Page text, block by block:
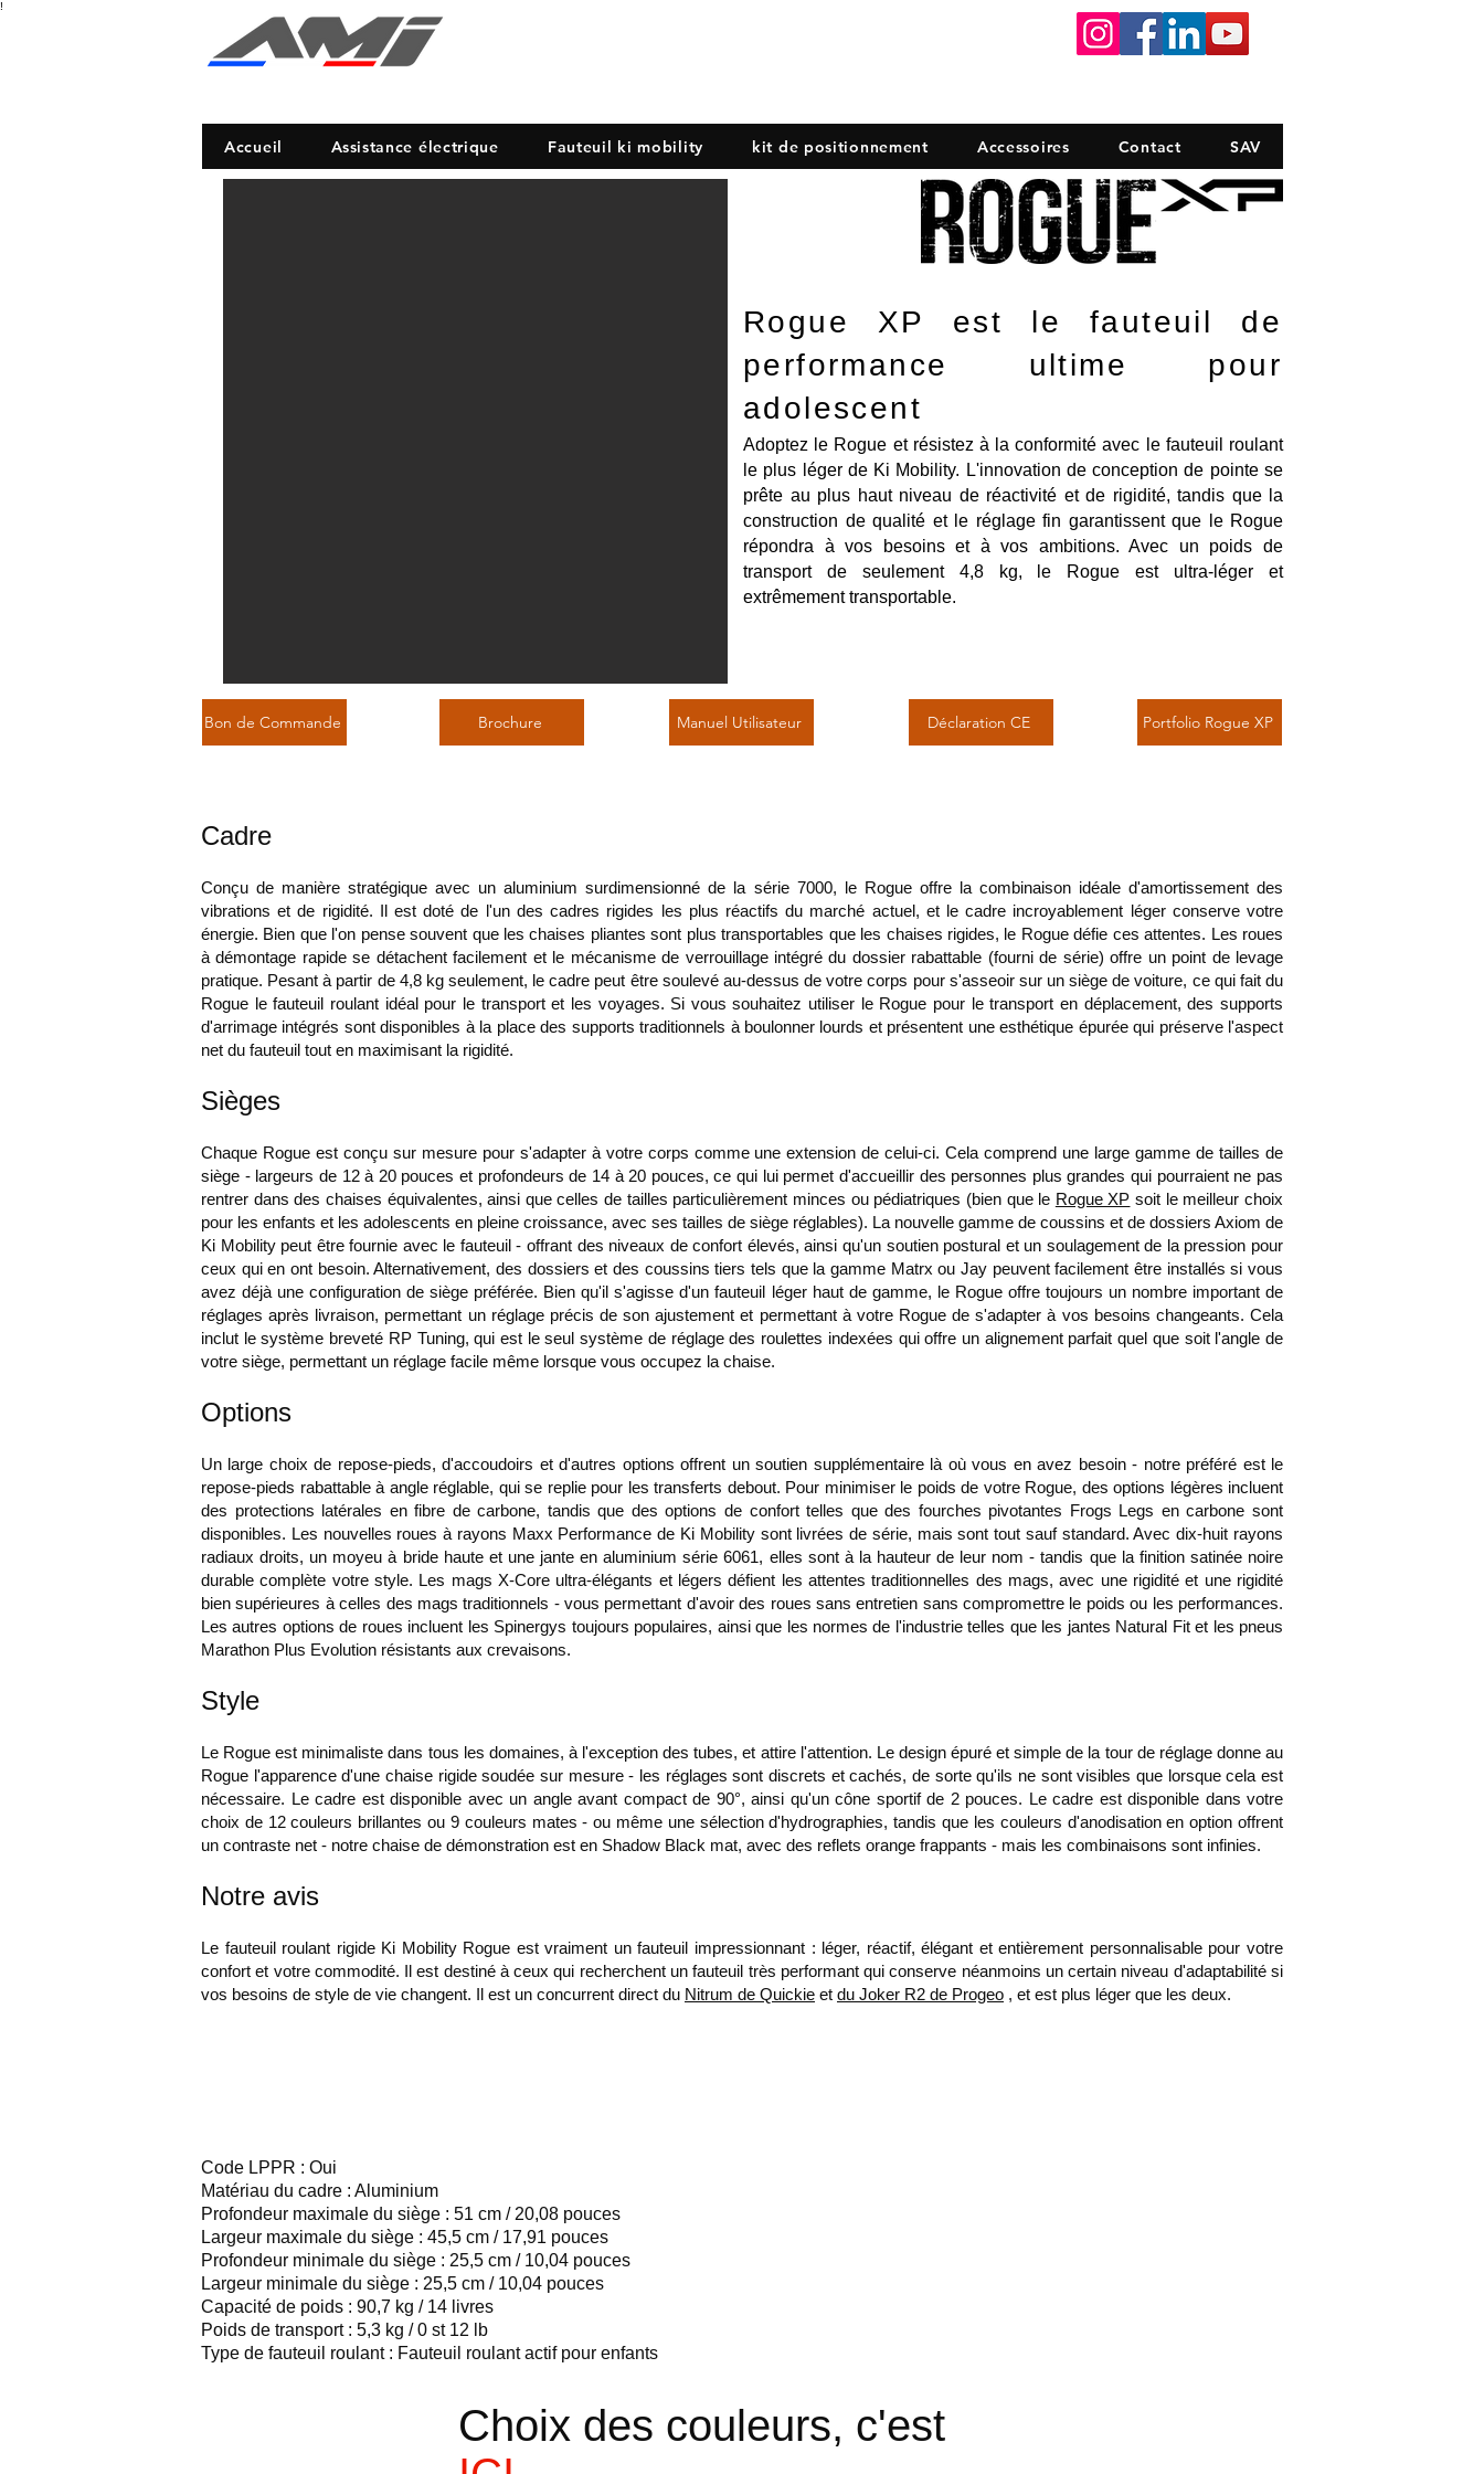
!
Accueil Assistance électrique Fauteuil ki mobility kit de positionnement Accessoires Contact SAV
Rogue XP est le fauteuil de
performance ultime pour
adolescent
Adoptez le Rogue et résistez à la conformité avec le fauteuil roulant
le plus léger de Ki Mobility. L'innovation de conception de pointe se
prête au plus haut niveau de réactivité et de rigidité, tandis que la
construction de qualité et le réglage fin garantissent que le Rogue
répondra à vos besoins et à vos ambitions. Avec un poids de
transport de seulement 4,8 kg, le Rogue est ultra-léger et
extrêmement transportable.
Bon de Commande Brochure Manuel Utilisateur Déclaration CE Portfolio Rogue XP
Cadre
Conçu de manière stratégique avec un aluminium surdimensionné de la série 7000, le Rogue offre la combinaison idéale d'amortissement des
vibrations et de rigidité. Il est doté de l'un des cadres rigides les plus réactifs du marché actuel, et le cadre incroyablement léger conserve votre
énergie. Bien que l'on pense souvent que les chaises pliantes sont plus transportables que les chaises rigides, le Rogue défie ces attentes. Les roues
à démontage rapide se détachent facilement et le mécanisme de verrouillage intégré du dossier rabattable (fourni de série) offre un point de levage
pratique. Pesant à partir de 4,8 kg seulement, le cadre peut être soulevé au-dessus de votre corps pour s'asseoir sur un siège de voiture, ce qui fait du
Rogue le fauteuil roulant idéal pour le transport et les voyages. Si vous souhaitez utiliser le Rogue pour le transport en déplacement, des supports
d'arrimage intégrés sont disponibles à la place des supports traditionnels à boulonner lourds et présentent une esthétique épurée qui préserve l'aspect
net du fauteuil tout en maximisant la rigidité.
Sièges
Chaque Rogue est conçu sur mesure pour s'adapter à votre corps comme une extension de celui-ci. Cela comprend une large gamme de tailles de
siège - largeurs de 12 à 20 pouces et profondeurs de 14 à 20 pouces, ce qui lui permet d'accueillir des personnes plus grandes qui pourraient ne pas
rentrer dans des chaises équivalentes, ainsi que celles de tailles particulièrement minces ou pédiatriques (bien que le Rogue XP soit le meilleur choix
pour les enfants et les adolescents en pleine croissance, avec ses tailles de siège réglables). La nouvelle gamme de coussins et de dossiers Axiom de
Ki Mobility peut être fournie avec le fauteuil - offrant des niveaux de confort élevés, ainsi qu'un soutien postural et un soulagement de la pression pour
ceux qui en ont besoin. Alternativement, des dossiers et des coussins tiers tels que la gamme Matrx ou Jay peuvent facilement être installés si vous
avez déjà une configuration de siège préférée. Bien qu'il s'agisse d'un fauteuil léger haut de gamme, le Rogue offre toujours un nombre important de
réglages après livraison, permettant un réglage précis de son ajustement et permettant à votre Rogue de s'adapter à vos besoins changeants. Cela
inclut le système breveté RP Tuning, qui est le seul système de réglage des roulettes indexées qui offre un alignement parfait quel que soit l'angle de
votre siège, permettant un réglage facile même lorsque vous occupez la chaise.
Options
Un large choix de repose-pieds, d'accoudoirs et d'autres options offrent un soutien supplémentaire là où vous en avez besoin - notre préféré est le
repose-pieds rabattable à angle réglable, qui se replie pour les transferts debout. Pour minimiser le poids de votre Rogue, des options légères incluent
des protections latérales en fibre de carbone, tandis que des options de confort telles que des fourches pivotantes Frogs Legs en carbone sont
disponibles. Les nouvelles roues à rayons Maxx Performance de Ki Mobility sont livrées de série, mais sont tout sauf standard. Avec dix-huit rayons
radiaux droits, un moyeu à bride haute et une jante en aluminium série 6061, elles sont à la hauteur de leur nom - tandis que la finition satinée noire
durable complète votre style. Les mags X-Core ultra-élégants et légers défient les attentes traditionnelles des mags, avec une rigidité et une rigidité
bien supérieures à celles des mags traditionnels - vous permettant d'avoir des roues sans entretien sans compromettre le poids ou les performances.
Les autres options de roues incluent les Spinergys toujours populaires, ainsi que les normes de l'industrie telles que les jantes Natural Fit et les pneus
Marathon Plus Evolution résistants aux crevaisons.
Style
Le Rogue est minimaliste dans tous les domaines, à l'exception des tubes, et attire l'attention. Le design épuré et simple de la tour de réglage donne au
Rogue l'apparence d'une chaise rigide soudée sur mesure - les réglages sont discrets et cachés, de sorte qu'ils ne sont visibles que lorsque cela est
nécessaire. Le cadre est disponible avec un angle avant compact de 90°, ainsi qu'un cône sportif de 2 pouces. Le cadre est disponible dans votre
choix de 12 couleurs brillantes ou 9 couleurs mates - ou même une sélection d'hydrographies, tandis que les couleurs d'anodisation en option offrent
un contraste net - notre chaise de démonstration est en Shadow Black mat, avec des reflets orange frappants - mais les combinaisons sont infinies.
Notre avis
Le fauteuil roulant rigide Ki Mobility Rogue est vraiment un fauteuil impressionnant : léger, réactif, élégant et entièrement personnalisable pour votre
confort et votre commodité. Il est destiné à ceux qui recherchent un fauteuil très performant qui conserve néanmoins un certain niveau d'adaptabilité si
vos besoins de style de vie changent. Il est un concurrent direct du Nitrum de Quickie et du Joker R2 de Progeo , et est plus léger que les deux.
Code LPPR : Oui
Matériau du cadre : Aluminium
Profondeur maximale du siège : 51 cm / 20,08 pouces
Largeur maximale du siège : 45,5 cm / 17,91 pouces
Profondeur minimale du siège : 25,5 cm / 10,04 pouces
Largeur minimale du siège : 25,5 cm / 10,04 pouces
Capacité de poids : 90,7 kg / 14 livres
Poids de transport : 5,3 kg / 0 st 12 lb
Type de fauteuil roulant : Fauteuil roulant actif pour enfants
Choix des couleurs, c'est